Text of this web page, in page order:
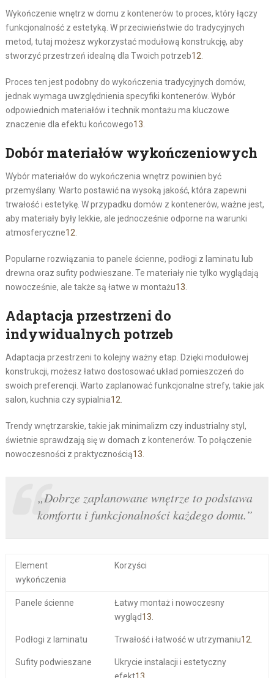
Wykończenie wnętrz w domu z kontenerów to proces, który łączy
funkcjonalność z estetyką. W przeciwieństwie do tradycyjnych
metod, tutaj możesz wykorzystać modułową konstrukcję, aby
stworzyć przestrzeń idealną dla Twoich potrzeb12.
Proces ten jest podobny do wykończenia tradycyjnych domów,
jednak wymaga uwzględnienia specyfiki kontenerów. Wybór
odpowiednich materiałów i technik montażu ma kluczowe
znaczenie dla efektu końcowego13.
Dobór materiałów wykończeniowych
Wybór materiałów do wykończenia wnętrz powinien być
przemyślany. Warto postawić na wysoką jakość, która zapewni
trwałość i estetykę. W przypadku domów z kontenerów, ważne jest,
aby materiały były lekkie, ale jednocześnie odporne na warunki
atmosferyczne12.
Popularne rozwiązania to panele ścienne, podłogi z laminatu lub
drewna oraz sufity podwieszane. Te materiały nie tylko wyglądają
nowocześnie, ale także są łatwe w montażu13.
Adaptacja przestrzeni do
indywidualnych potrzeb
Adaptacja przestrzeni to kolejny ważny etap. Dzięki modułowej
konstrukcji, możesz łatwo dostosować układ pomieszczeń do
swoich preferencji. Warto zaplanować funkcjonalne strefy, takie jak
salon, kuchnia czy sypialnia12.
Trendy wnętrzarskie, takie jak minimalizm czy industrialny styl,
świetnie sprawdzają się w domach z kontenerów. To połączenie
nowoczesności z praktycznością13.
„Dobrze zaplanowane wnętrze to podstawa
komfortu i funkcjonalności każdego domu.”
Element
wykończenia
Korzyści
Panele ścienne
Łatwy montaż i nowoczesny
wygląd13.
Podłogi z laminatu Trwałość i łatwość w utrzymaniu12.
Sufity podwieszane
Ukrycie instalacji i estetyczny